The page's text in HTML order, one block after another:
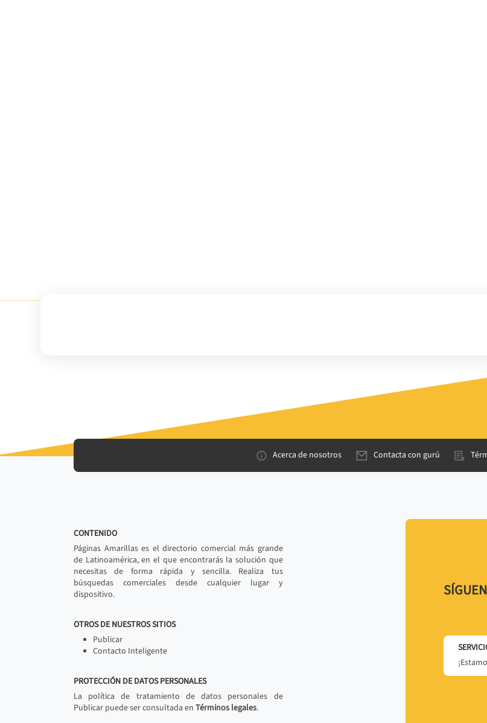
Acerca de nosotros Contacta con gurú
CONTENIDO
Páginas Amarillas es el directorio comercial más grande
de Latinoamérica, en el que encontrarás la solución que
necesitas de forma rápida y sencilla. Realiza tus
búsquedas comerciales desde cualquier lugar y
dispositivo.
OTROS DE NUESTROS SITIOS
Publicar
Contacto Inteligente
PROTECCIÓN DE DATOS PERSONALES
La política de tratamiento de datos personales de
Publicar puede ser consultada en Términos legales.